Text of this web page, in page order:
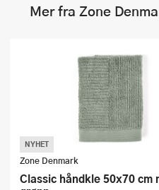
Mer fra Zone
NYHET
Zone Denmark
Classic håndkle 50x70 cm matcha